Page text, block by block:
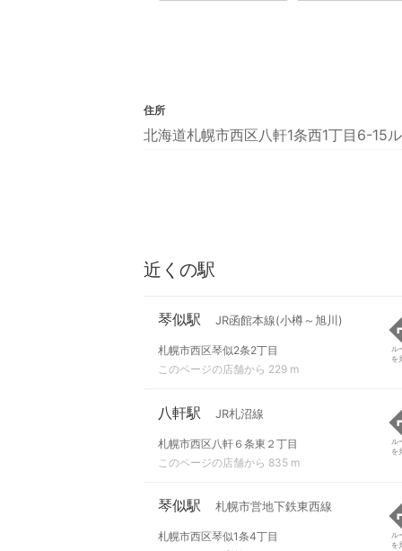
住所
北海道札幌市西区八軒1条西1丁目6-15
近くの駅
琴似駅 JR函館本線(小樽～旭川)
札幌市西区琴似2条2丁目
このページの店舗から 229 m
ル
を
八軒駅 JR札沼線
札幌市西区八軒６条東２丁目
このページの店舗から 835 m
ル
を
琴似駅 札幌市営地下鉄東西線
札幌市西区琴似1条4丁目
ル
を